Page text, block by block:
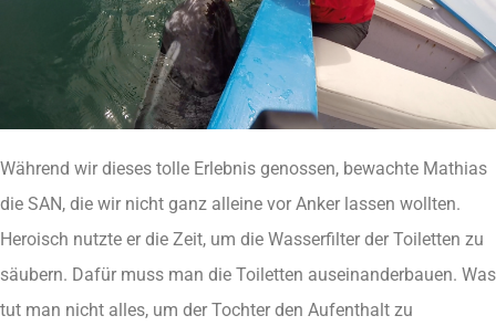
Während wir dieses tolle Erlebnis genossen, bewachte Mathias
die SAN, die wir nicht ganz alleine vor Anker lassen wollten.
Heroisch nutzte er die Zeit, um die Wasserfilter der Toiletten zu
säubern. Dafür muss man die Toiletten auseinanderbauen. Was
tut man nicht alles, um der Tochter den Aufenthalt zu